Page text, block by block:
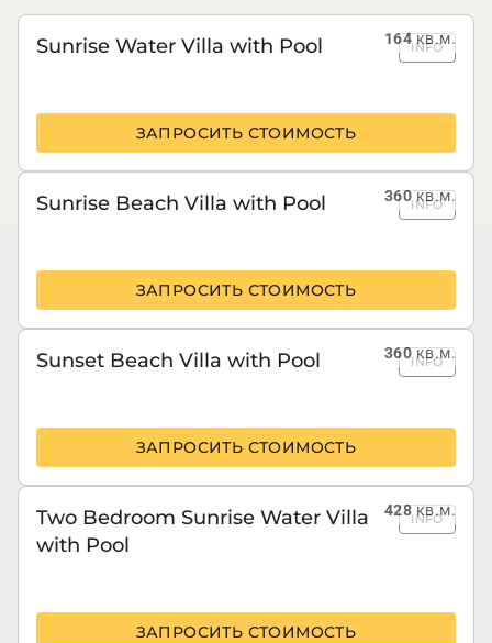
164кв.м.
Sunrise Water Villa with Pool INFO
ЗАПРОСИТЬ СТОИМОСТЬ
360кв.м.
Sunrise Beach Villa with Pool INFO
ЗАПРОСИТЬ СТОИМОСТЬ
360кв.м.
Sunset Beach Villa with Pool INFO
ЗАПРОСИТЬ СТОИМОСТЬ
428кв.м.
Two Bedroom Sunrise Water Villa
with Pool
INFO
ЗАПРОСИТЬ СТОИМОСТЬ